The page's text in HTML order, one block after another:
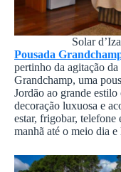
Solar
Pousada
pertinho da agitação
Grandchamp, uma
Jordão ao grande
decoração luxuosa e
estar, frigobar, telefone
manhã até o meio dia